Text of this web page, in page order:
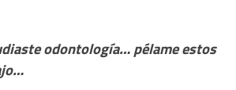
odontología… pélame estos